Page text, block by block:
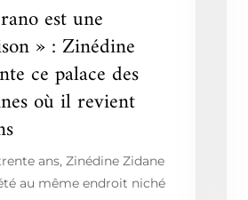
est une
» : Zinédine
ce palace des
où il revient
ans, Zinédine Zidane
au même endroit niché